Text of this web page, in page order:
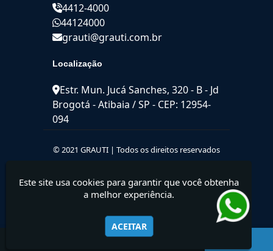
4412-4000
44124000
grauti@grauti.com.br
Localização
Estr. Mun. Jucá Sanches, 320 - B - Jd
Brogotá - Atibaia / SP - CEP: 12954-
094
© 2021 GRAUTI | Todos os direitos reservados
Este site usa cookies para garantir que você obtenha
a melhor experiência.
ACEITAR